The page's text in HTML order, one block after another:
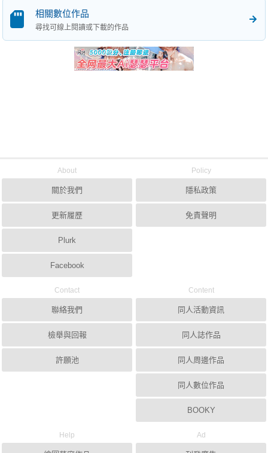
相關數位作品
尋找可線上閱讀或下載的作品
About
關於我們
更新履歷
Plurk
Facebook
Policy
隱私政策
免責聲明
Contact
聯絡我們
檢舉與回報
許願池
Content
同人活動資訊
同人誌作品
同人周邊作品
同人數位作品
BOOKY
Help Ad